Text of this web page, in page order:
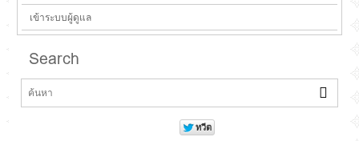
เข้าระบบผู้ดูแล
Search